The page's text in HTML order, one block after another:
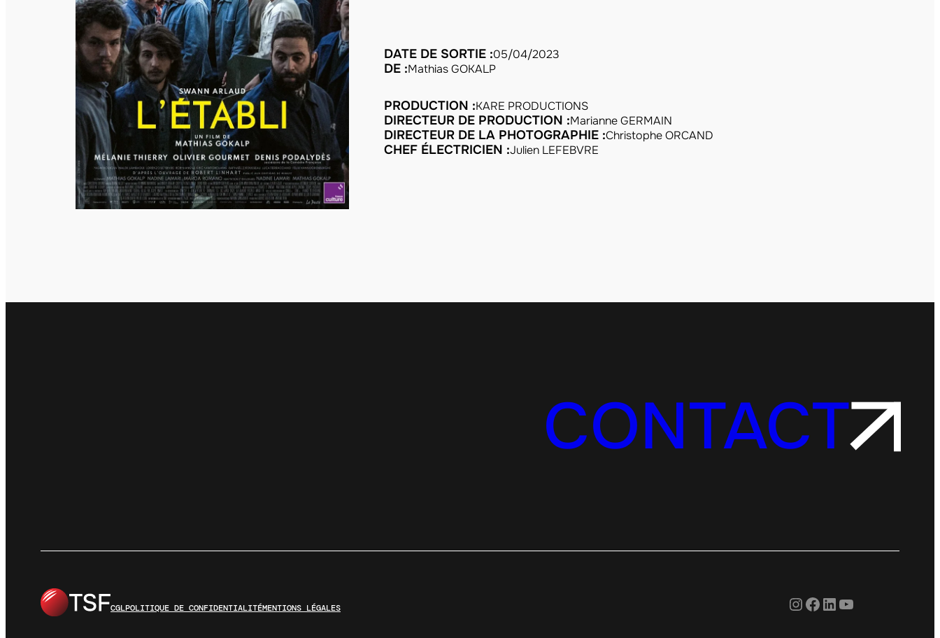
DATE DE SORTIE :05/04/2023
DE :Mathias GOKALP
PRODUCTION :KARE PRODUCTIONS
DIRECTEUR DE PRODUCTION :Marianne GERMAIN
DIRECTEUR DE LA PHOTOGRAPHIE :Christophe ORCAND
CHEF ÉLECTRICIEN :Julien LEFEBVRE
CONTACT
CGLPOLITIQUE DE CONFIDENTIALITÉMENTIONS LÉGALES Instagram
Facebook
LinkedIn
YouTube